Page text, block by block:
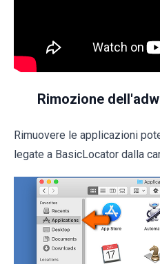
Rimozione
Rimuovere le applicazioni
legate a BasicLocator dalla